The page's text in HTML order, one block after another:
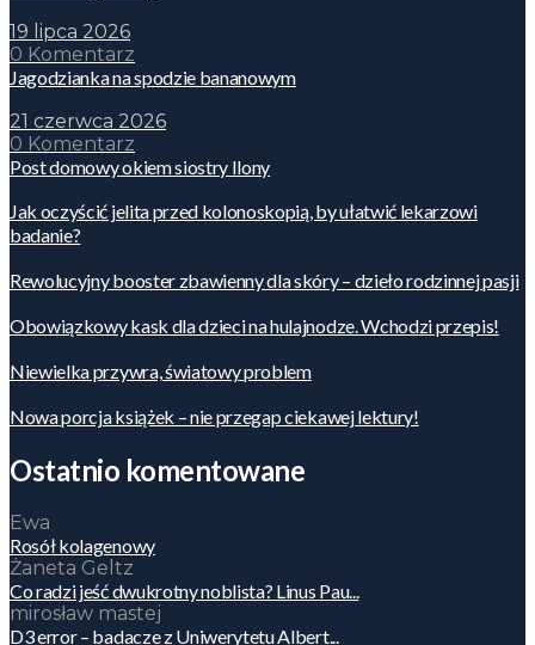
19 lipca 2026
0 Komentarz
Jagodzianka na spodzie bananowym
21 czerwca 2026
0 Komentarz
Post domowy okiem siostry Ilony
Jak oczyścić jelita przed kolonoskopią, by ułatwić lekarzowi
badanie?
Rewolucyjny booster zbawienny dla skóry – dzieło rodzinnej pasji
Obowiązkowy kask dla dzieci na hulajnodze. Wchodzi przepis!
Niewielka przywra, światowy problem
Nowa porcja książek – nie przegap ciekawej lektury!
Ostatnio komentowane
Ewa
Rosół kolagenowy
Żaneta Geltz
Co radzi jeść dwukrotny noblista? Linus Pau...
mirosław mastej
D3 error – badacze z Uniwerytetu Albert...